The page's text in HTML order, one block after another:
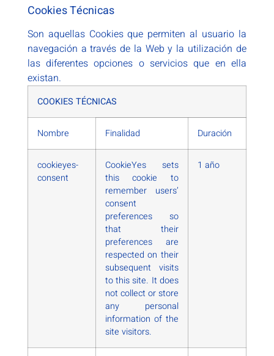
Cookies Técnicas
Son aquellas Cookies que permiten al usuario la
navegación a través de la Web y la utilización de
las diferentes opciones o servicios que en ella
existan.
COOKIES TÉCNICAS
Nombre Finalidad Duración
cookieyes-
consent
CookieYes sets
this cookie to
remember users’
consent
preferences so
that their
preferences are
respected on their
subsequent visits
to this site. It does
not collect or store
any personal
information of the
site visitors.
1 año